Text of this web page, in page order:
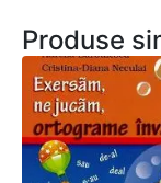
Produse